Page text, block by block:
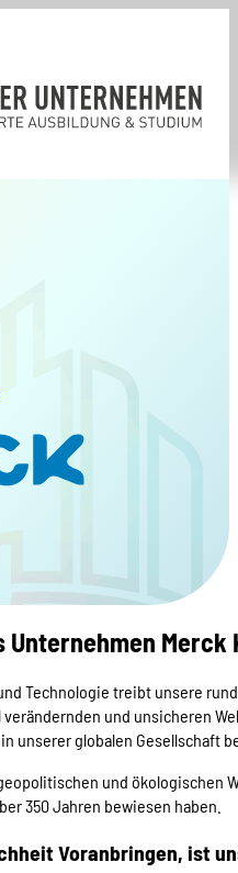
Merck
Technologie treibt unsere
und unsicheren
unserer globalen Gesellschaft
und ökologischen
350 Jahren bewiesen haben.
Voranbringen, ist